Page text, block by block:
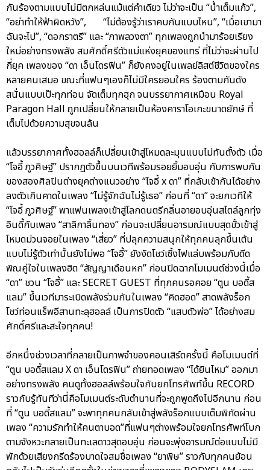
กันร้องตามแบบไม่มีตกหล่นแม้แต่คำเดียว ไม่ว่าจะเป็น “น้ำเต็มแก้ว”,
“อย่าทำให้ฟ้าผิดหวัง”, “ไม่ต้องรู้ว่าเราคบกันแบบไหน”, “เมื่อเขามา
ฉันจะไป”, “ดอกราตรี” และ “ภาพลวงตา” ทุกเพลงถูกนำมาร้อยเรียง
ใหม่อย่างทรงพลัง สมศักดิ์ศรีตัวแม่แห่งยุคของแทร่ ที่ไม่ว่าจะผ่านไป
กี่ยุค เพลงของ “ดา เอ็นโดรฟิน” ก็ยังคงอยู่ในเพลย์ลิสต์ชีวิตของใคร
หลายคนเสมอ ขณะที่แฟนๆเองก็ไม่มีใครยอมใคร ร้องตามกันดัง
สนั่นแบบเป๊ะทุกท่อน จัดเต็มทุกฮุก จนบรรยากาศเหมือน Royal
Paragon Hall ถูกเปลี่ยนให้กลายเป็นห้องคาราโอเกะขนาดยักษ์ ที่
เต็มไปด้วยความสุขจนล้น
แล้วบรรยากาศทั้งฮอลล์ก็เปลี่ยนเข้าสู่โหมดละมุนแบบไม่ทันตั้งตัว เมื่อ
“โจอี้ ภูวศิษฐ์” ปรากฏตัวขึ้นบนเวทีพร้อมรอยยิ้มอบอุ่น กับการพบกัน
ของสองศิลปินต่างยุคต่างแนวอย่าง “โจอี้ x ดา” ที่กลับเข้ากันได้อย่าง
ลงตัวเกินคาดในเพลง “ไม่รู้จักฉันไม่รู้เธอ” ก่อนที่ “ดา” จะยกเวทีให้
“โจอี้ ภูวศิษฐ์” พาแฟนเพลงเข้าสู่โลกดนตรีกลิ่นอายอบอุ่นสไตล์ลูกทุ่ง
อินดี้กับเพลง “สาลิกาลิ้นทอง” ก่อนจะเปลี่ยนอารมณ์แบบสุดขั้วเข้าสู่
โหมดม่วนจอยในเพลง “เสี่ยว” ที่ปลุกความสนุกให้ทุกคนลุกขึ้นเต้น
แบบไม่รู้ตัวเท่านั้นยังไม่พอ “โจอี้” ยังงัดโชว์เซิ้งไฟแล่บพร้อมกับดีด
พิณคู่ใจในเพลงฮิต “สัญญาเดือนหก” ก่อนปิดฉากโมเมนต์ช่วงนี้เมื่อ
“ดา” ชวน “โจอี้” และ SECRET GUEST ที่ทุกคนรอคอย “ตูน บอดี้ส
แลม” ขึ้นเวทีมาระเบิดพลังร่วมกันในเพลง “คิดฮอด” สาดพลังร็อก
โชว์ท่อนแร็พอีสานทะลุฮอลล์ เป็นการปิดตัว “แสบตัวพ่อ” ได้อย่างสม
ศักดิ์ศรีและสะใจทุกคน!
อีกหนึ่งช่วงเวลาที่กลายเป็นภาพจำของคอนเสิร์ตครั้งนี้ คือโมเมนต์ที่
“ตูน บอดี้สแลม X ดา เอ็นโดรฟิน” ถ่ายทอดเพลง “ได้ยินไหม” ออกมา
อย่างทรงพลัง คนดูทั้งฮอลล์พร้อมใจกันยกโทรศัพท์ขึ้น RECORD
ราวกับรู้ทันทีว่านี่คือโมเมนต์ระดับตำนานที่จะถูกพูดถึงไปอีกนาน ก่อน
ที่ “ตูน บอดี้สแลม” จะพาทุกคนกลับเข้าสู่พลังร็อกแบบเต็มพิกัดผ่าน
เพลง “ความรักทำให้คนตาบอด”ที่แฟนๆต่างพร้อมใจยกโทรศัพท์โบก
ตามจังหวะกลายเป็นทะเลดาวสุดอบอุ่น ก่อนจะพุ่งอารมณ์ต่อแบบไม่มี
พักด้วยเสียงกรีดร้องบาดใจสมชื่อเพลง “ยาพิษ” ราวกับทุกคนย้อน